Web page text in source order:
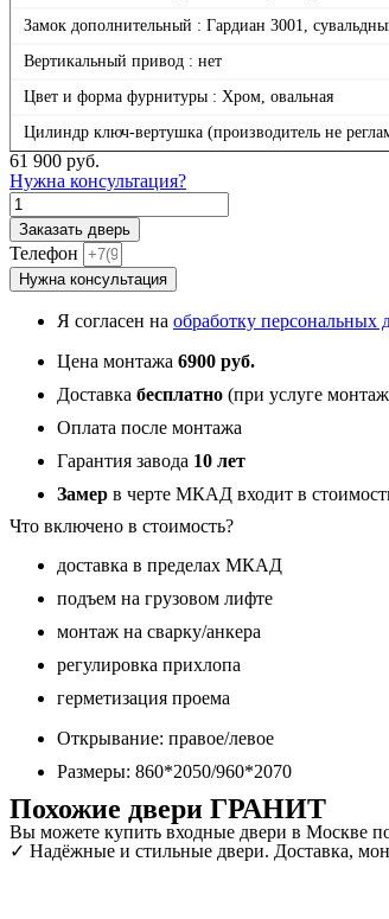
Замок дополнительный : Гардиан 3001,
Вертикальный привод : нет
Цвет и форма фурнитуры : Хром, овальная
Цилиндр ключ-вертушка (производитель не
61 900 руб.
Нужна консультация?
Количество
товара
Терморазрыв,
панель
024
Макси
белый
матовый
Заказать дверь
Телефон
Нужна консультация
Я согласен на обработку персональных
Цена монтажа 6900 руб.
Доставка бесплатно (при услуге
Оплата после монтажа
Гарантия завода 10 лет
Замер в черте МКАД входит в
Что включено в стоимость?
доставка в пределах МКАД
подъем на грузовом лифте
монтаж на сварку/анкера
регулировка прихлопа
герметизация проема
Открывание: правое/левое
Размеры: 860*2050/960*2070
Похожие двери ГРАНИТ
Вы можете купить входные двери в Москве
✓ Надёжные и стильные двери. Доставка,